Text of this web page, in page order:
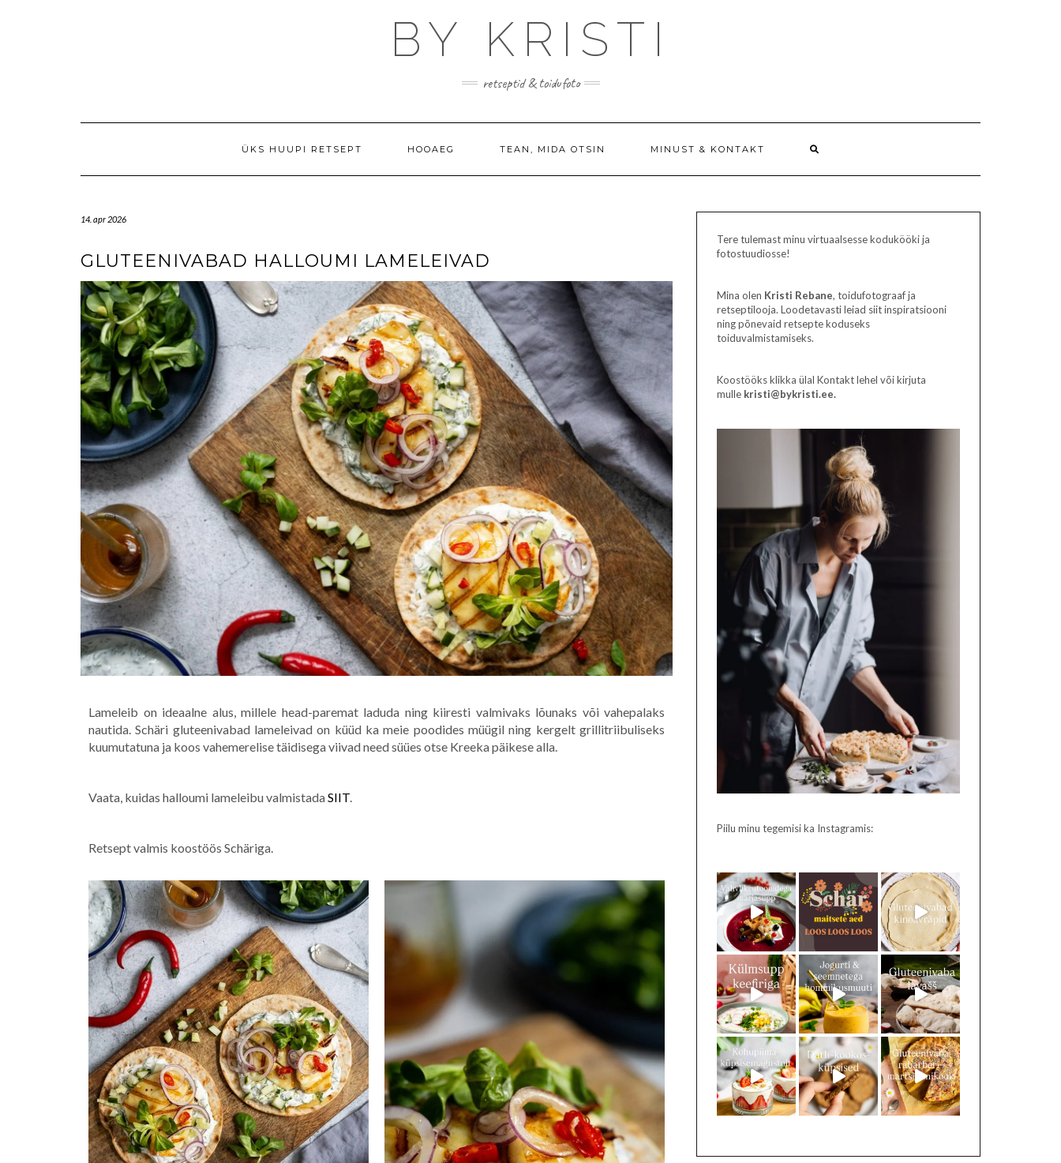
BY KRISTI
retseptid & toidufoto
ÜKS HUUPI RETSEPT HOOAEG TEAN, MIDA OTSIN MINUST & KONTAKT
14. apr 2026
GLUTEENIVABAD HALLOUMI LAMELEIVAD
Lameleib on ideaalne alus, millele head-paremat laduda ning kiiresti valmivaks lõunaks või vahepalaks
nautida. Schäri gluteenivabad lameleivad on küüd ka meie poodides müügil ning kergelt grillitriibuliseks
kuumutatuna ja koos vahemerelise täidisega viivad need süües otse Kreeka päikese alla.
Vaata, kuidas halloumi lameleibu valmistadaSIIT.
Retsept valmis koostöös Schäriga.
Tere tulemast minu virtuaalsesse kodukööki ja
fotostuudiosse!
Mina olen Kristi Rebane, toidufotograaf ja
retseptilooja. Loodetavasti leiad siit inspiratsiooni
ning põnevaid retsepte koduseks
toiduvalmistamiseks.
Koostööks klikka ülal Kontakt lehel või kirjuta
mulle kristi@bykristi.ee.
Piilu minu tegemisi ka Instagramis: